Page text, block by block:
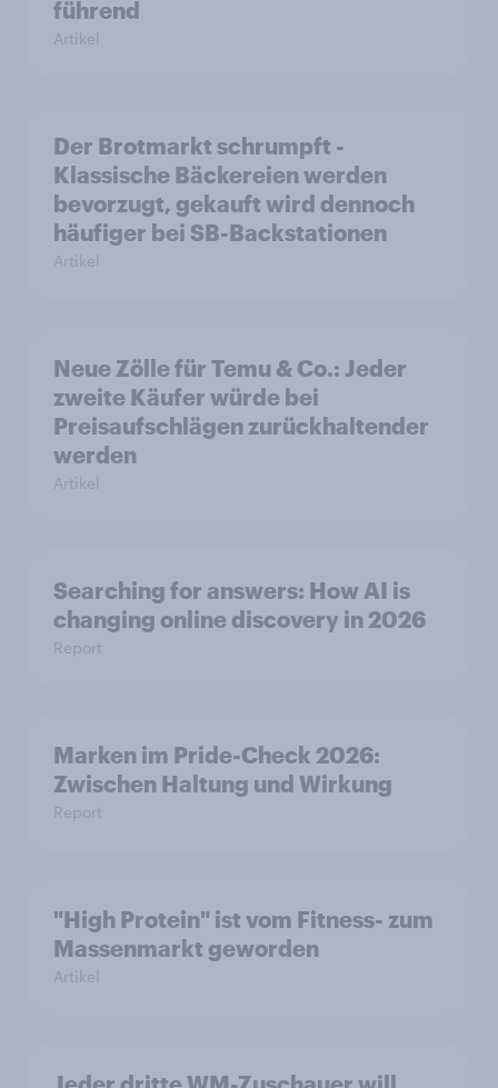
führend
Artikel
Der Brotmarkt schrumpft -
Klassische Bäckereien werden
bevorzugt, gekauft wird dennoch
häufiger bei SB-Backstationen
Artikel
Neue Zölle für Temu & Co.: Jeder
zweite Käufer würde bei
Preisaufschlägen zurückhaltender
werden
Artikel
Searching for answers: How AI is
changing online discovery in 2026
Report
Marken im Pride-Check 2026:
Zwischen Haltung und Wirkung
Report
"High Protein" ist vom Fitness- zum
Massenmarkt geworden
Artikel